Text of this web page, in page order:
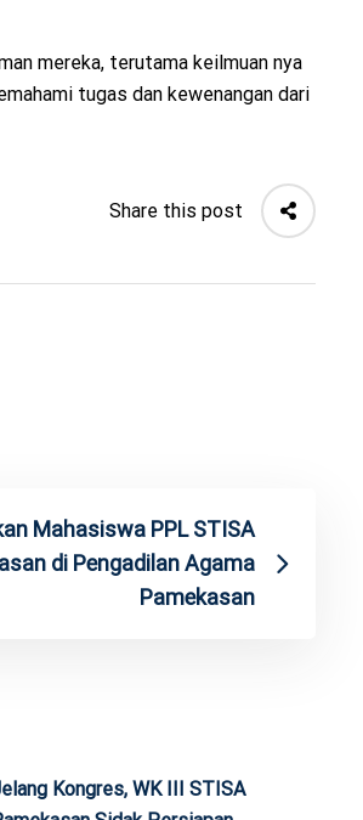
mereka, terutama keilmuan nya
tugas dan kewenangan dari
Share this post
Mahasiswa PPL STISA
di Pengadilan Agama
Pamekasan
Kongres, WK III STISA